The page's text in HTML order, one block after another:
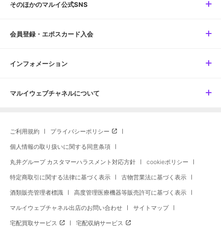
そのほかのマルイ公式SNS
会員登録・エポスカード入会
インフォメーション
マルイウェブチャネルについて
ご利用規約 プライバシーポリシー
個人情報の取り扱いに関する同意条項
丸井グループ カスタマーハラスメント対応方針 cookieポリシー
特定商取引に関する法律に基づく表示 古物営業法に基づく表示
酒類販売管理者標識 高度管理医療機器等販売許可に基づく表示
マルイウェブチャネル出店のお問い合わせ サイトマップ
宅配買取サービス 宅配収納サービス